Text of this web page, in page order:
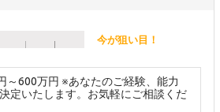
今が狙い目！
～600万円 ※あなたのご経験、能力
定いたします。お気軽にご相談くだ